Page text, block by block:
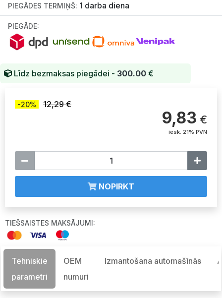
PIEGĀDES TERMIŅŠ: 1 darba diena
PIEGĀDE:
Līdz bezmaksas piegādei - 300.00 €
-20% 12,29 €
9,83 €
iesk. 21% PVN
NOPIRKT
TIEŠSAISTES MAKSĀJUMI:
Tehniskie
parametri
OEM
numuri
Izmantošana automašīnās